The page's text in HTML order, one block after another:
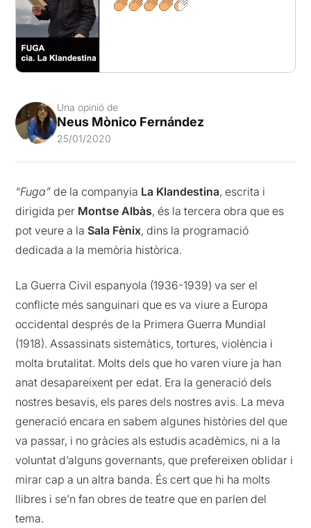
Una opinió de
Neus Mònico Fernández
25/01/2020
“Fuga” de la companyia La Klandestina, escrita i
dirigida per Montse Albàs, és la tercera obra que es
pot veure a laSala Fènix, dins la programació
dedicada a la memòria històrica.
La Guerra Civil espanyola (1936-1939) va ser el
conflicte més sanguinari que es va viure a Europa
occidental després de la Primera Guerra Mundial
(1918). Assassinats sistemàtics, tortures, violència i
molta brutalitat. Molts dels que ho varen viure ja han
anat desapareixent per edat. Era la generació dels
nostres besavis, els pares dels nostres avis. La meva
generació encara en sabem algunes històries del que
va passar, i no gràcies als estudis acadèmics, ni a la
voluntat d’alguns governants, que prefereixen oblidar i
mirar cap a un altra banda. És cert que hi ha molts
llibres i se’n fan obres de teatre que en parlen del
tema.